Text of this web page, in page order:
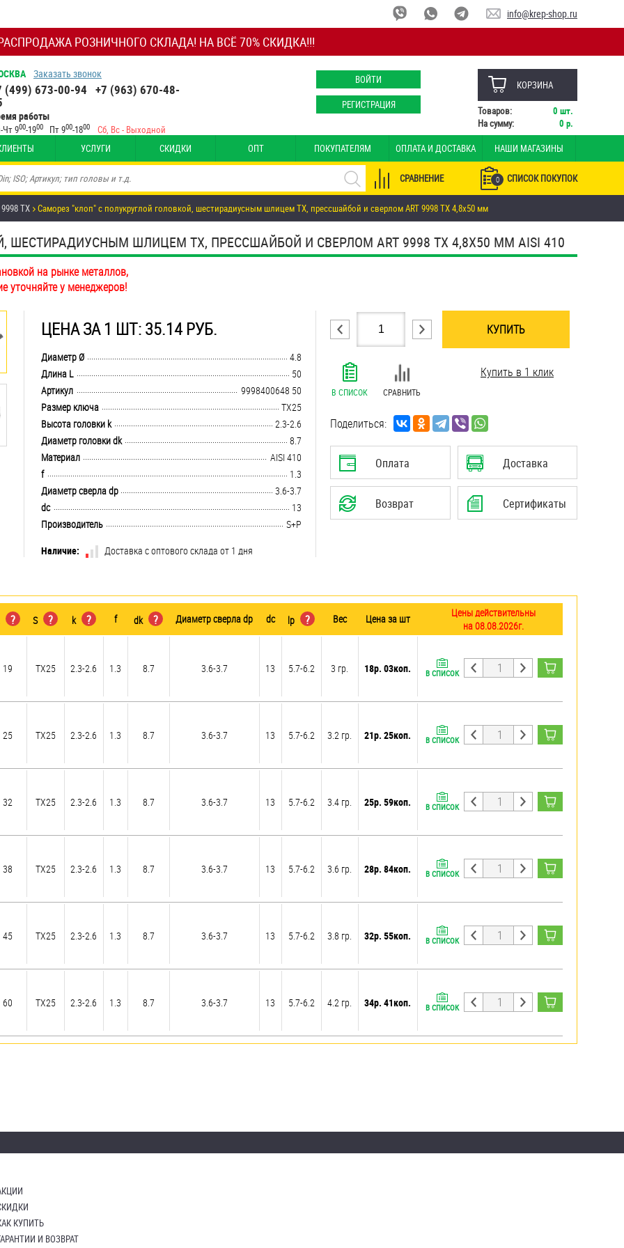
РОЗНИЧНОГО СКЛАДА! НА ВСЁ 70% СКИДКА!!!
info@krep-shop.ru
Заказать звонок
(499) 673-00-94 +7 (963) 670-48-
работы
Чт 900-1900 Пт 900-1800 Сб, Вс - Выходной
ВОЙТИ
РЕГИСТРАЦИЯ
КОРЗИНА
Товаров: 0 шт.
На сумму:
0 р.
УСЛУГИ СКИДКИ ОПТ ПОКУПАТЕЛЯМ ОПЛАТА И ДОСТАВКА НАШИ МАГАЗИНЫ
0 СПИСОК ПОКУПОК
СРАВНЕНИЕ
TX Саморез "клоп" с полукруглой головкой, шестирадиусным шлицем TX, прессшайбой и сверлом ART 9998 TX 4,8х50 мм
ШЛИЦЕМ TX, ПРЕССШАЙБОЙ И СВЕРЛОМ ART 9998 TX 4,8Х50 ММ AISI 410
на рынке металлов,
уточняйте у менеджеров!
ЦЕНА ЗА 1 ШТ: 35.14 РУБ.
........................................................................................................................................................................................................
Диаметр Ø
4.8
........................................................................................................................................................................................................
Длина L
50
........................................................................................................................................................................................................
Артикул
9998400648 50
........................................................................................................................................................................................................
Размер ключа
TX25
........................................................................................................................................................................................................
Высота головки k
2.3-2.6
........................................................................................................................................................................................................
Диаметр головки dk
8.7
........................................................................................................................................................................................................
Материал
AISI 410
........................................................................................................................................................................................................
f
1.3
........................................................................................................................................................................................................
Диаметр сверла dp
3.6-3.7
........................................................................................................................................................................................................
dc
13
........................................................................................................................................................................................................
Производитель
S+P
Наличие:
Доставка с оптового склада от 1 дня
КУПИТЬ
В СПИСОК СРАВНИТЬ
Купить в 1 клик
Поделиться:
Оплата Доставка
Возврат Сертификаты
? S ? k ? f dk ? Диаметр сверла dp dc lp ? Вес Цена за шт
Цены действительны
на 08.08.2026г.
19 TX25 2.3-2.6 1.3 8.7 3.6-3.7 13 5.7-6.2 3 гр. 18р. 03коп. В СПИСОК
25 TX25 2.3-2.6 1.3 8.7 3.6-3.7 13 5.7-6.2 3.2 гр. 21р. 25коп. В СПИСОК
32 TX25 2.3-2.6 1.3 8.7 3.6-3.7 13 5.7-6.2 3.4 гр. 25р. 59коп. В СПИСОК
38 TX25 2.3-2.6 1.3 8.7 3.6-3.7 13 5.7-6.2 3.6 гр. 28р. 84коп. В СПИСОК
45 TX25 2.3-2.6 1.3 8.7 3.6-3.7 13 5.7-6.2 3.8 гр. 32р. 55коп. В СПИСОК
60 TX25 2.3-2.6 1.3 8.7 3.6-3.7 13 5.7-6.2 4.2 гр. 34р. 41коп. В СПИСОК
КУПИТЬ
И ВОЗВРАТ